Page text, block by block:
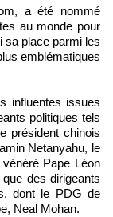
a été nommé
au monde pour
sa place parmi les
emblématiques
influentes issues
politiques tels
président chinois
Netanyahu, le
Pape Léon
des dirigeants
dont le PDG de
Neal Mohan.